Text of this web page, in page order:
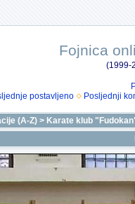
Fojnica
(1999-
postavljeno Posljednji
(A-Z) > Karate klub